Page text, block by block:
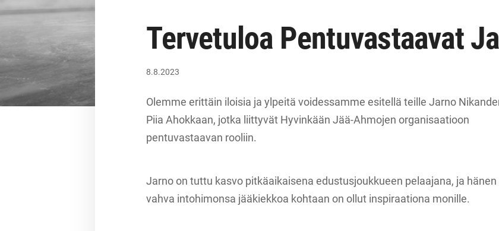
Tervetuloa Pentuvastaavat
8.8.2023
Olemme erittäin iloisia ja ylpeitä voidessamme esitellä teille Jarno
Piia Ahokkaan, jotka liittyvät Hyvinkään Jää-Ahmojen organisaatioon
pentuvastaavan rooliin.
Jarno on tuttu kasvo pitkäaikaisena edustusjoukkueen pelaajana, ja hänen
vahva intohimonsa jääkiekkoa kohtaan on ollut inspiraationa monille.